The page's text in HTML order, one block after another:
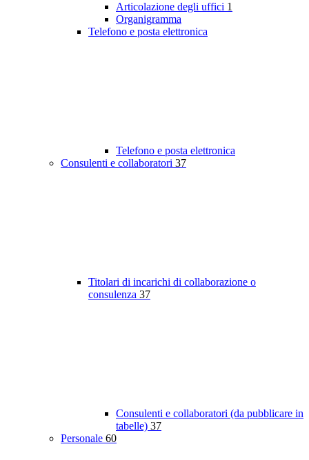
Articolazione degli uffici 1
Organigramma
Telefono e posta elettronica
Telefono e posta elettronica
Consulenti e collaboratori 37
Titolari di incarichi di collaborazione o
consulenza 37
Consulenti e collaboratori (da pubblicare in
tabelle) 37
Personale 60